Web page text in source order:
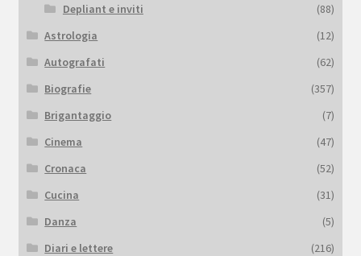
Depliant e inviti
(88)
Astrologia
(12)
Autografati
(62)
Biografie
(357)
Brigantaggio
(7)
Cinema
(47)
Cronaca
(52)
Cucina
(31)
Danza
(5)
Diari e lettere
(216)